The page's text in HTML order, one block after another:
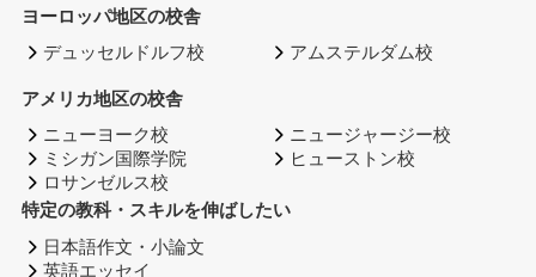
ヨーロッパ地区の校舎
デュッセルドルフ校
アムステルダム校
アメリカ地区の校舎
ニューヨーク校
ミシガン国際学院
ロサンゼルス校
ニュージャージー校
ヒューストン校
特定の教科・スキルを伸ばしたい
日本語作文・小論文
英語エッセイ